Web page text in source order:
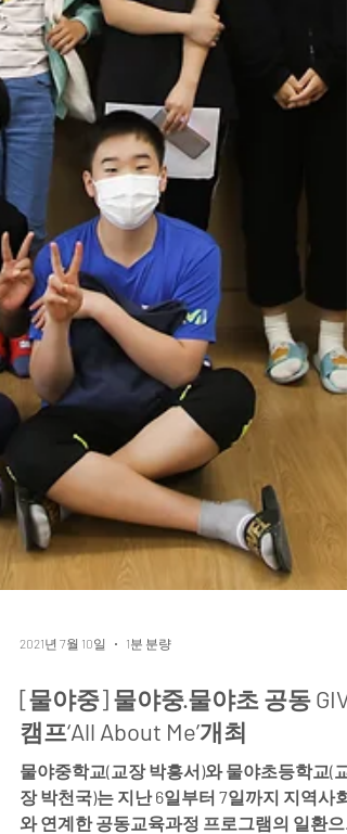
2021년 7월 10일 1분 분량
[물야중] 물야중·물야초 공동
캠프‘All About Me’개최
물야중학교(교장 박흥서)와 물야초등학교(교